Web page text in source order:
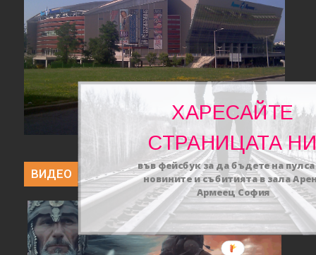
ВИДЕО
ХАРЕСАЙТЕ
СТРАНИЦАТА
във фейсбук за да бъдете на пулса
новините и събитията в зала
Армеец София